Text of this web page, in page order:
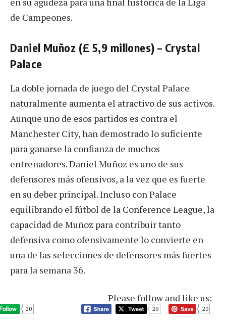
de Campeones.
Daniel Muñoz (£ 5,9 millones) – Crystal
Palace
La doble jornada de juego del Crystal Palace
naturalmente aumenta el atractivo de sus activos.
Aunque uno de esos partidos es contra el
Manchester City, han demostrado lo suficiente
para ganarse la confianza de muchos
entrenadores. Daniel Muñoz es uno de sus
defensores más ofensivos, a la vez que es fuerte
en su deber principal. Incluso con Palace
equilibrando el fútbol de la Conference League, la
capacidad de Muñoz para contribuir tanto
defensiva como ofensivamente lo convierte en
una de las selecciones de defensores más fuertes
para la semana 36.
Please follow and like us:
20 20 20